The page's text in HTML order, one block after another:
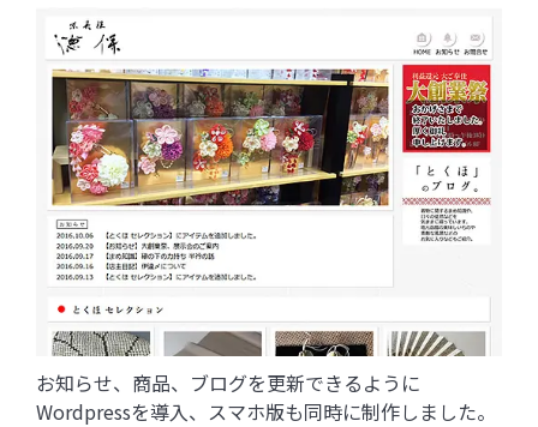
お知らせ、商品、ブログを更新できるように
Wordpressを導入、スマホ版も同時に制作しました。